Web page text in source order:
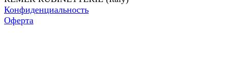
Конфиденциальность
Оферта